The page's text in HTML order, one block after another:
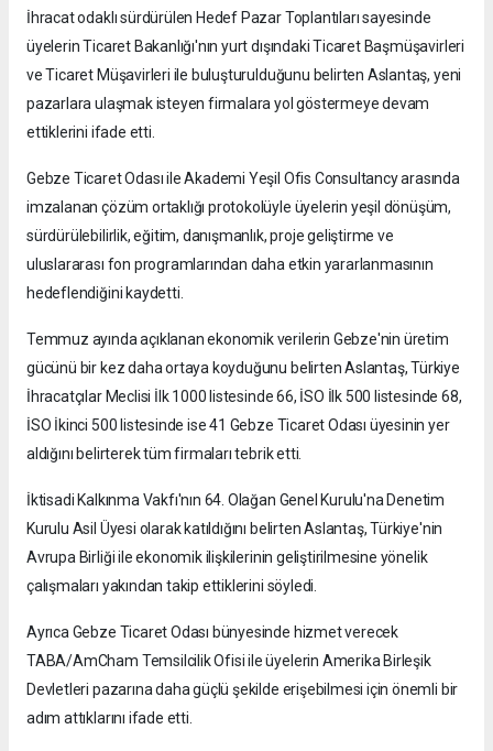
İhracat odaklı sürdürülen Hedef Pazar Toplantıları sayesinde
üyelerin Ticaret Bakanlığı'nın yurt dışındaki Ticaret Başmüşavirleri
ve Ticaret Müşavirleri ile buluşturulduğunu belirten Aslantaş, yeni
pazarlara ulaşmak isteyen firmalara yol göstermeye devam
ettiklerini ifade etti.
Gebze Ticaret Odası ile Akademi Yeşil Ofis Consultancy arasında
imzalanan çözüm ortaklığı protokolüyle üyelerin yeşil dönüşüm,
sürdürülebilirlik, eğitim, danışmanlık, proje geliştirme ve
uluslararası fon programlarından daha etkin yararlanmasının
hedeflendiğini kaydetti.
Temmuz ayında açıklanan ekonomik verilerin Gebze'nin üretim
gücünü bir kez daha ortaya koyduğunu belirten Aslantaş, Türkiye
İhracatçılar Meclisi İlk 1000 listesinde 66, İSO İlk 500 listesinde 68,
İSO İkinci 500 listesinde ise 41 Gebze Ticaret Odası üyesinin yer
aldığını belirterek tüm firmaları tebrik etti.
İktisadi Kalkınma Vakfı'nın 64. Olağan Genel Kurulu'na Denetim
Kurulu Asil Üyesi olarak katıldığını belirten Aslantaş, Türkiye'nin
Avrupa Birliği ile ekonomik ilişkilerinin geliştirilmesine yönelik
çalışmaları yakından takip ettiklerini söyledi.
Ayrıca Gebze Ticaret Odası bünyesinde hizmet verecek
TABA/AmCham Temsilcilik Ofisi ile üyelerin Amerika Birleşik
Devletleri pazarına daha güçlü şekilde erişebilmesi için önemli bir
adım attıklarını ifade etti.